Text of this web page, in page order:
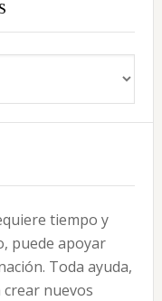
tiempo y
puede apoyar
Toda ayuda,
nuevos